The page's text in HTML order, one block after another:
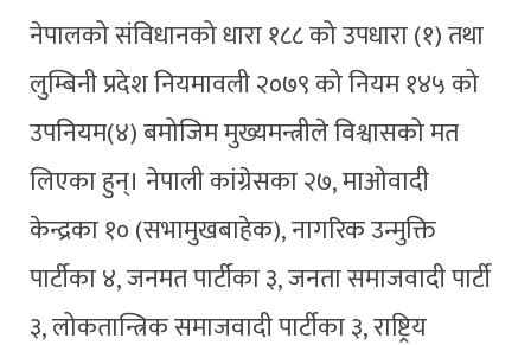
नेपालको संविधानको धारा १८८ को उपधारा (१) तथा
लुम्बिनी प्रदेश नियमावली २०७९ को नियम १४५ को
उपनियम(४) बमोजिम मुख्यमन्त्रीले विश्वासको मत
लिएका हुन्। नेपाली कांग्रेसका २७, माओवादी
केन्द्रका १० (सभामुखबाहेक), नागरिक उन्मुक्ति
पार्टीका ४, जनमत पार्टीका ३, जनता समाजवादी पार्टी
३, लोकतान्त्रिक समाजवादी पार्टीका ३, राष्ट्रिय